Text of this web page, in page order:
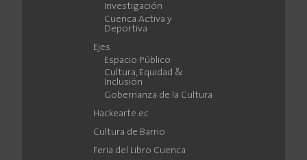
Investigación
Cuenca Activa y
Deportiva
Ejes
Espacio Público
Cultura, Equidad &
Inclusión
Gobernanza de la Cultura
Hackearte.ec
Cultura de Barrio
Feria del Libro Cuenca